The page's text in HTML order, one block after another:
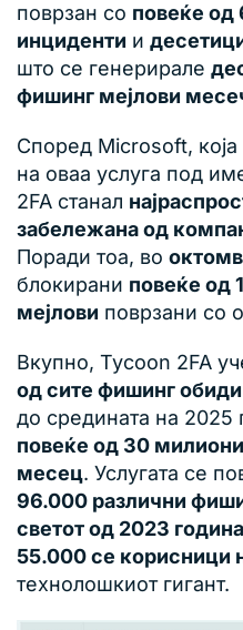
поврзан со повеќе
инциденти и
што се генерирале
фишинг мејлови
Според Microsoft,
на оваа услуга под
2FA станал
забележана од
Поради тоа, во
блокирани повеќе од
мејлови поврзани со
Вкупно, Tycoon 2FA
од сите фишинг обиди
до средината на 2025
повеќе од 30
месец. Услугата се
96.000 различни
светот од 2023 година
55.000 се корисници
технолошкиот гигант.